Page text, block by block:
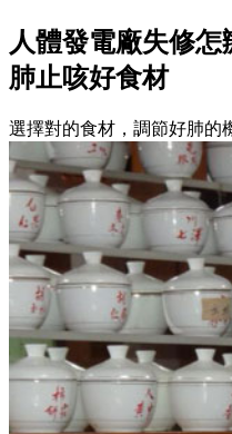
人體發電廠失修怎
肺止咳好食材
選擇對的食材，調節好肺的